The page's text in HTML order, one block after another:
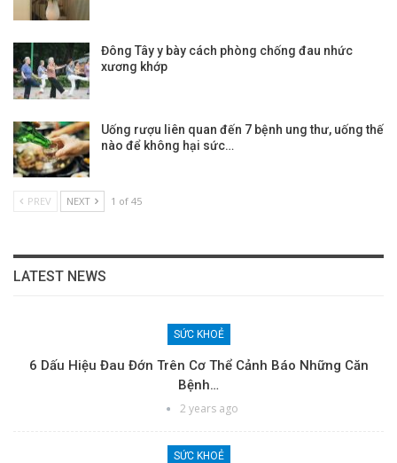
Đông Tây y bày cách phòng chống đau nhức
xương khớp
Uống rượu liên quan đến 7 bệnh ung thư, uống thế
nào để không hại sức…
PREV NEXT 1 of 45
LATEST NEWS
SỨC KHOẺ
6 Dấu Hiệu Đau Đớn Trên Cơ Thể Cảnh Báo Những Căn
Bệnh…
2 years ago
SỨC KHOẺ